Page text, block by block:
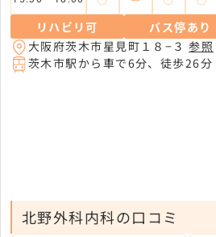
リハビリ可 バス停あり
大阪府茨木市星見町１８−３参照
茨木市駅から車で6分、徒歩26分
北野外科内科の口コミ